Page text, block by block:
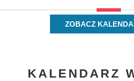
ZOBACZ
KALENDARZ